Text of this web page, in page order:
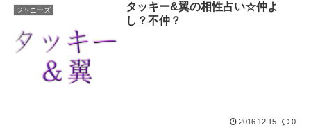
ジャニーズ
タッキー&翼の相性占い☆仲よ
し？不仲？
2016.12.15 0